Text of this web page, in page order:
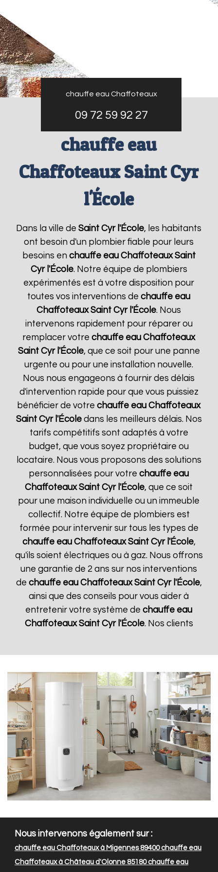
chauffe eau Chaffoteaux
09 72 59 92 27
chauffe eau
Chaffoteaux Saint Cyr
l'École
Dans la ville deSaint Cyr l'École, les habitants
ont besoin d'un plombier fiable pour leurs
besoins en chauffe eau Chaffoteaux Saint
Cyr l'École. Notre équipe de plombiers
expérimentés est à votre disposition pour
toutes vos interventions dechauffe eau
Chaffoteaux Saint Cyr l'École. Nous
intervenons rapidement pour réparer ou
remplacer votrechauffe eau Chaffoteaux
Saint Cyr l'École, que ce soit pour une panne
urgente ou pour une installation nouvelle.
Nous nous engageons à fournir des délais
d'intervention rapide pour que vous puissiez
bénéficier de votrechauffe eau Chaffoteaux
Saint Cyr l'Écoledans les meilleurs délais. Nos
tarifs compétitifs sont adaptés à votre
budget, que vous soyez propriétaire ou
locataire. Nous vous proposons des solutions
personnalisées pour votrechauffe eau
Chaffoteaux Saint Cyr l'École, que ce soit
pour une maison individuelle ou un immeuble
collectif. Notre équipe de plombiers est
formée pour intervenir sur tous les types de
chauffe eau Chaffoteaux Saint Cyr l'École,
qu'ils soient électriques ou à gaz. Nous offrons
une garantie de 2 ans sur nos interventions
de chauffe eau Chaffoteaux Saint Cyr l'École,
ainsi que des conseils pour vous aider à
entretenir votre système dechauffe eau
Chaffoteaux Saint Cyr l'École. Nos clients
Nous intervenons également sur :
chauffe eau Chaffoteaux à Migennes 89400chauffe eau
Chaffoteaux à Château d'Olonne 85180chauffe eau